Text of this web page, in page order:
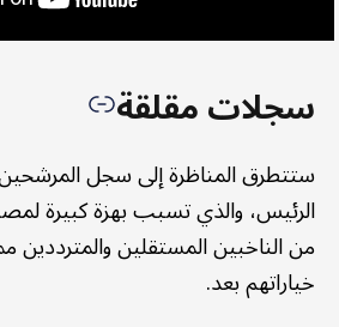
سجلات مقلقة
ستتطرق المناظرة إلى سجل
الرئيس، والذي تسبب بهزة كبيرة
من الناخبين المستقلين
خياراتهم بعد.